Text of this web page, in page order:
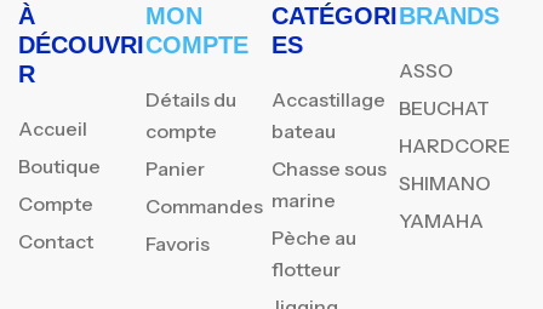
À
DÉCOUVRI
R
Accueil
Boutique
Compte
Contact
MON
COMPTE
Détails du
compte
Panier
Commandes
Favoris
CATÉGORI
ES
Accastillage
bateau
Chasse sous
marine
Pèche au
flotteur
BRANDS
ASSO
BEUCHAT
HARDCORE
SHIMANO
YAMAHA